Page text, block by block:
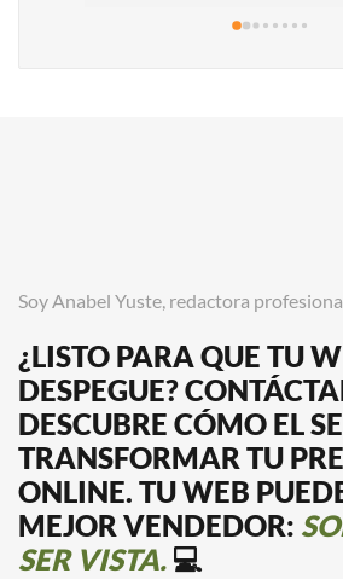
Soy Anabel Yuste, redactora
¿LISTO PARA QUE TU
DESPEGUE?
DESCUBRE CÓMO EL
TRANSFORMAR TU
ONLINE. TU WEB
MEJOR VENDEDOR:
SER VISTA. 💻